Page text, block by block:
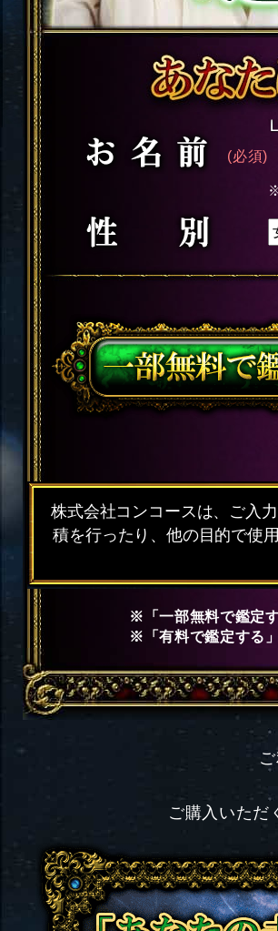
(必須)
株式会社コンコースは、ご入
積を行ったり、他の目的で使
※「一部無料で鑑定
※「有料で鑑定する
ご購入いただ